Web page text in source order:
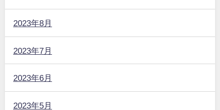
2023年8月
2023年7月
2023年6月
2023年5月